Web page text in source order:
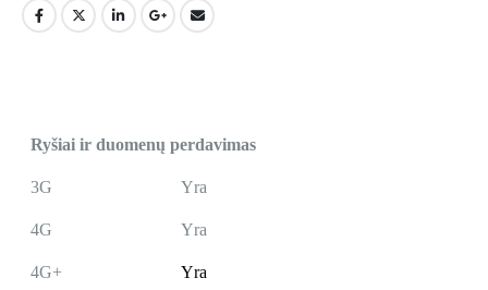
Ryšiai ir duomenų perdavimas
3G Yra
4G Yra
4G+ Yra